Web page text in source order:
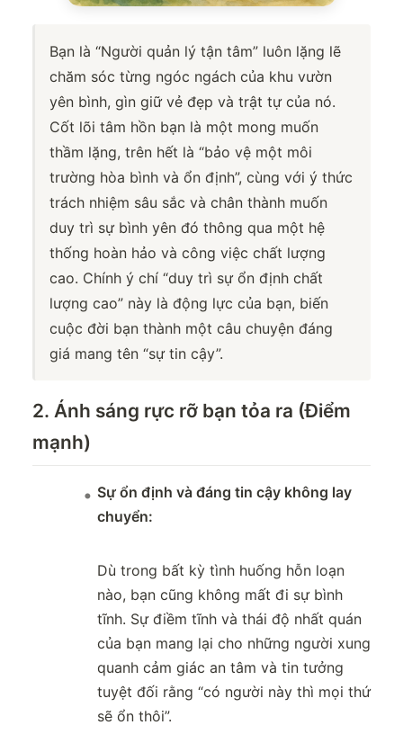
Bạn là “Người quản lý tận tâm” luôn lặng lẽ
chăm sóc từng ngóc ngách của khu vườn
yên bình, gìn giữ vẻ đẹp và trật tự của nó.
Cốt lõi tâm hồn bạn là một mong muốn
thầm lặng, trên hết là “bảo vệ một môi
trường hòa bình và ổn định”, cùng với ý thức
trách nhiệm sâu sắc và chân thành muốn
duy trì sự bình yên đó thông qua một hệ
thống hoàn hảo và công việc chất lượng
cao. Chính ý chí “duy trì sự ổn định chất
lượng cao” này là động lực của bạn, biến
cuộc đời bạn thành một câu chuyện đáng
giá mang tên “sự tin cậy”.
2. Ánh sáng rực rỡ bạn tỏa ra (Điểm
mạnh)
Sự ổn định và đáng tin cậy không lay
chuyển:
Dù trong bất kỳ tình huống hỗn loạn
nào, bạn cũng không mất đi sự bình
tĩnh. Sự điềm tĩnh và thái độ nhất quán
của bạn mang lại cho những người xung
quanh cảm giác an tâm và tin tưởng
tuyệt đối rằng “có người này thì mọi thứ
sẽ ổn thôi”.